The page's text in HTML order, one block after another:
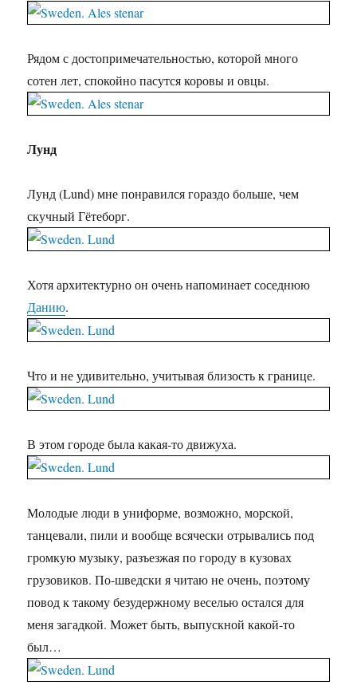
Рядом с достопримечательностью, которой много
сотен лет, спокойно пасутся коровы и овцы.
Лунд
Лунд (Lund) мне понравился гораздо больше, чем
скучный Гётеборг.
Хотя архитектурно он очень напоминает соседнюю
Данию.
Что и не удивительно, учитывая близость к границе.
В этом городе была какая-то движуха.
Молодые люди в униформе, возможно, морской,
танцевали, пили и вообще всячески отрывались под
громкую музыку, разъезжая по городу в кузовах
грузовиков. По-шведски я читаю не очень, поэтому
повод к такому безудержному веселью остался для
меня загадкой. Может быть, выпускной какой-то
был…